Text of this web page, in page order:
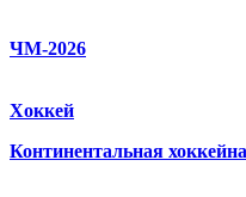
ЧМ-2026
Хоккей
Континентальная